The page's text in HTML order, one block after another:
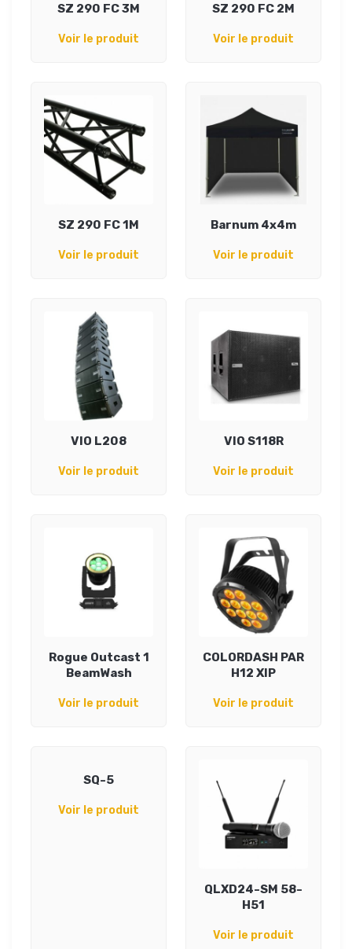
SZ 290 FC 3M
Voir le produit
SZ 290 FC 2M
Voir le produit
SZ 290 FC 1M
Voir le produit
Barnum 4x4m
Voir le produit
VIO L208
Voir le produit
VIO S118R
Voir le produit
Rogue Outcast 1
BeamWash
Voir le produit
COLORDASH PAR
H12 XIP
Voir le produit
SQ-5
Voir le produit
QLXD24-SM 58-
H51
Voir le produit